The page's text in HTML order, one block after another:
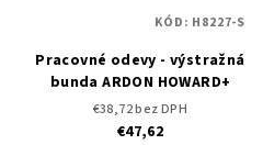
Pracovné odevy - výstražná
bunda ARDON HOWARD+
€38,72 bez DPH
€47,62
KÓD: H8227-S